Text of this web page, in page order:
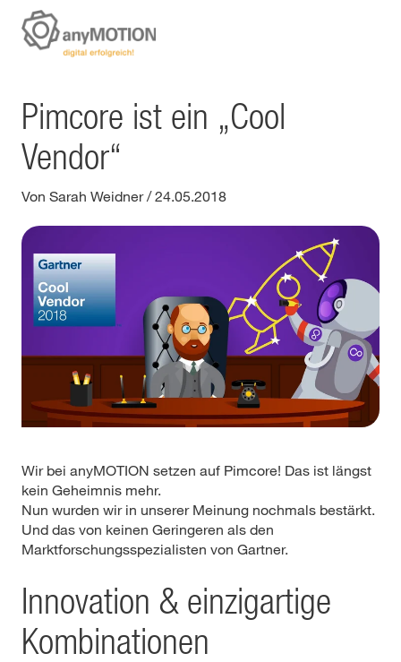
Pimcore ist ein „Cool
Vendor“
Von Sarah Weidner/24.05.2018
Wir bei anyMOTION setzen auf Pimcore! Das ist längst
kein Geheimnis mehr.
Nun wurden wir in unserer Meinung nochmals bestärkt.
Und das von keinen Geringeren als den
Marktforschungsspezialisten von Gartner.
Innovation & einzigartige
Kombinationen